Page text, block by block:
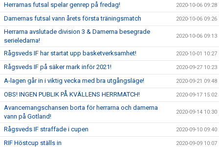
Herrarnas futsal spelar genrep på fredag! 2020-10-06 09:28
Damernas futsal vann årets första träningsmatch 2020-10-06 09:26
Herrarna avslutade division 3 & Damerna besegrade
serieledarna!
2020-10-06 09:13
Rågsveds IF har startat upp basketverksamhet! 2020-10-01 10:27
Rågsveds IF på säker mark inför 2021! 2020-09-27 10:23
A-lagen går in i viktig vecka med bra utgångsläge! 2020-09-21 09:48
OBS! INGEN PUBLIK PÅ KVÄLLENS HERRMATCH! 2020-09-17 15:02
Avancemangschansen borta för herrarna och damerna
vann på Gotland!
2020-09-14 10:30
Rågsveds IF straffade i cupen 2020-09-10 09:40
RIF Höstcup ställs in 2020-09-09 10:07